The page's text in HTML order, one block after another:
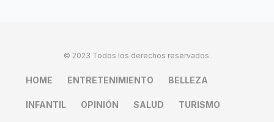
© 2023 Todos los derechos reservados.
HOME ENTRETENIMIENTO BELLEZA
INFANTIL OPINIÓN SALUD TURISMO